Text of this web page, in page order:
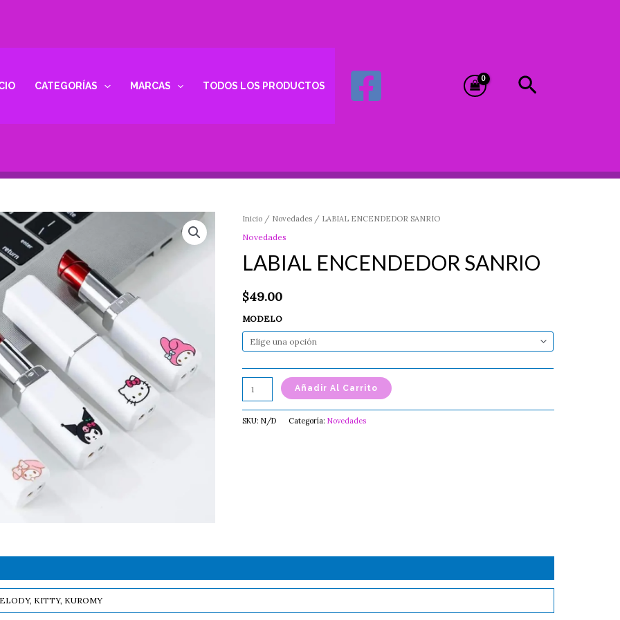
CATEGORÍAS MARCAS TODOS LOS PRODUCTOS Buscar
Inicio / Novedades / LABIAL ENCENDEDOR SANRIO
Novedades
LABIAL ENCENDEDOR SANRIO
$49.00
MODELO
LABIAL
ENCENDEDOR
cantidad
Añadir Al Carrito
SKU:N/D Categoría:Novedades
KITTY, KUROMY